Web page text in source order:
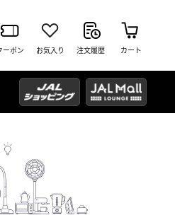
ーポン お気入り 注文履歴 カート